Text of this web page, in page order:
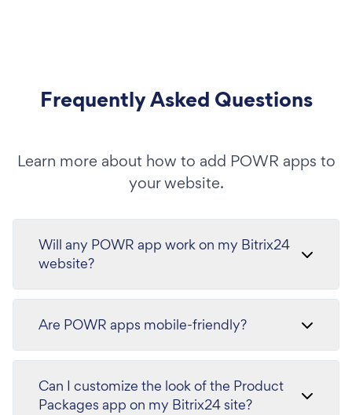
Frequently Asked Questions
Learn more about how to add POWR apps to
your website.
Will any POWR app work on my Bitrix24
website?
Are POWR apps mobile-friendly?
Can I customize the look of the Product
Packages app on my Bitrix24 site?